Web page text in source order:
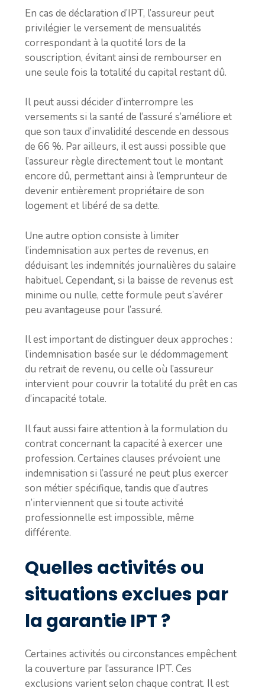
En cas de déclaration d’IPT, l’assureur peut
privilégier le versement de mensualités
correspondant à la quotité lors de la
souscription, évitant ainsi de rembourser en
une seule fois la totalité du capital restant dû.
Il peut aussi décider d’interrompre les
versements si la santé de l’assuré s’améliore et
que son taux d’invalidité descende en dessous
de 66 %. Par ailleurs, il est aussi possible que
l’assureur règle directement tout le montant
encore dû, permettant ainsi à l’emprunteur de
devenir entièrement propriétaire de son
logement et libéré de sa dette.
Une autre option consiste à limiter
l’indemnisation aux pertes de revenus, en
déduisant les indemnités journalières du salaire
habituel. Cependant, si la baisse de revenus est
minime ou nulle, cette formule peut s’avérer
peu avantageuse pour l’assuré.
Il est important de distinguer deux approches :
l’indemnisation basée sur le dédommagement
du retrait de revenu, ou celle où l’assureur
intervient pour couvrir la totalité du prêt en cas
d’incapacité totale.
Il faut aussi faire attention à la formulation du
contrat concernant la capacité à exercer une
profession. Certaines clauses prévoient une
indemnisation si l’assuré ne peut plus exercer
son métier spécifique, tandis que d’autres
n’interviennent que si toute activité
professionnelle est impossible, même
différente.
Quelles activités ou
situations exclues par
la garantie IPT ?
Certaines activités ou circonstances empêchent
la couverture par l’assurance IPT. Ces
exclusions varient selon chaque contrat. Il est